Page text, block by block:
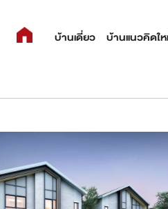
บ้านเดี่ยว บ้านแนวคิดใ